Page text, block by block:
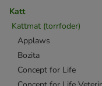
Katt
Kattmat (torrfoder)
Applaws
Bozita
Concept for Life